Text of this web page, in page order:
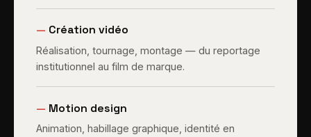
— Création vidéo
Réalisation, tournage, montage — du reportage
institutionnel au film de marque.
— Motion design
Animation, habillage graphique, identité en